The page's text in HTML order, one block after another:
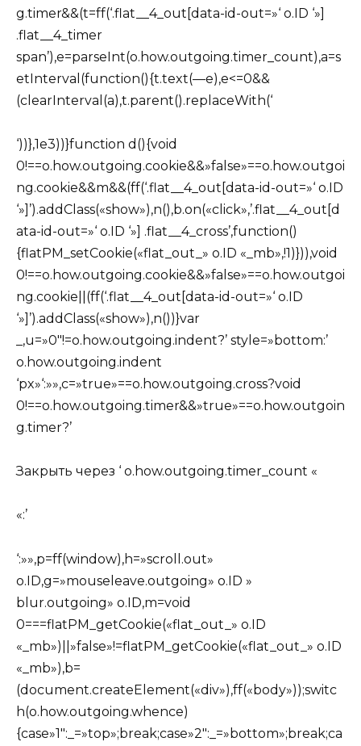
g.timer&&(t=ff(‘.flat__4_out[data-id-out=»‘ o.ID ‘»]
.flat__4_timer
span’),e=parseInt(o.how.outgoing.timer_count),a=s
etInterval(function(){t.text(—e),e<=0&&
(clearInterval(a),t.parent().replaceWith(‘
‘))},1e3))}function d(){void
0!==o.how.outgoing.cookie&&»false»==o.how.outgoi
ng.cookie&&m&&(ff(‘.flat__4_out[data-id-out=»‘ o.ID
‘»]’).addClass(«show»),n(),b.on(«click»,’.flat__4_out[d
ata-id-out=»‘ o.ID ‘»] .flat__4_cross’,function()
{flatPM_setCookie(«flat_out_» o.ID «_mb»,!1)})),void
0!==o.how.outgoing.cookie&&»false»==o.how.outgoi
ng.cookie||(ff(‘.flat__4_out[data-id-out=»‘ o.ID
‘»]’).addClass(«show»),n())}var
_,u=»0″!=o.how.outgoing.indent?’ style=»bottom:’
o.how.outgoing.indent
‘px»‘:»»,c=»true»==o.how.outgoing.cross?void
0!==o.how.outgoing.timer&&»true»==o.how.outgoin
g.timer?’
Закрыть через ‘ o.how.outgoing.timer_count «
«:’
‘:»»,p=ff(window),h=»scroll.out»
o.ID,g=»mouseleave.outgoing» o.ID »
blur.outgoing» o.ID,m=void
0===flatPM_getCookie(«flat_out_» o.ID
«_mb»)||»false»!=flatPM_getCookie(«flat_out_» o.ID
«_mb»),b=
(document.createElement(«div»),ff(«body»));switc
h(o.how.outgoing.whence)
{case»1″:_=»top»;break;case»2″:_=»bottom»;break;ca